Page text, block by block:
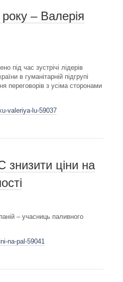
– Валерія
під час зустрічі лідерів
в гуманітарній підгрупі
переговорів з усіма сторонами
valeriya-lu-59037
ціни на
– учасниць паливного
na-pal-59041